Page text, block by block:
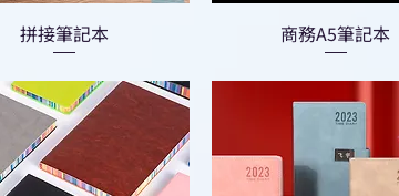
拼接筆記本 商務A5筆記本